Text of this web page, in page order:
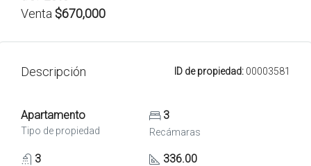
Venta $670,000
Descripción ID de propiedad: 00003581
Apartamento
Tipo de propiedad
3
Recámaras
3 336.00